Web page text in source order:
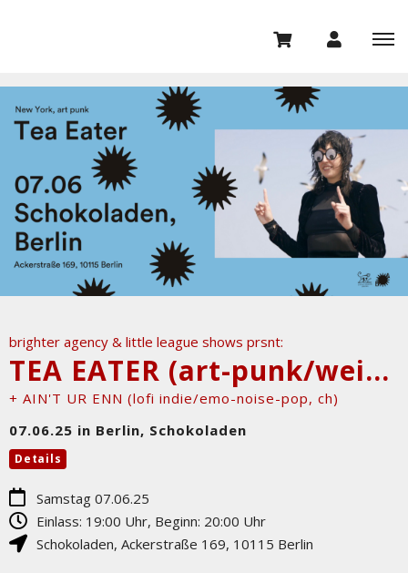
brighter agency & little league shows prsnt:
TEA EATER (art-punk/weirdo-pop, nyc)
+ AIN'T UR ENN (lofi indie/emo-noise-pop, ch)
07.06.25 in Berlin, Schokoladen
Details
Samstag 07.06.25
Einlass: 19:00 Uhr, Beginn: 20:00 Uhr
Schokoladen, Ackerstraße 169, 10115 Berlin